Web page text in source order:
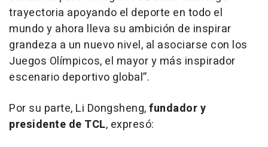
trayectoria apoyando el deporte en todo el
mundo y ahora lleva su ambición de inspirar
grandeza a un nuevo nivel, al asociarse con los
Juegos Olímpicos, el mayor y más inspirador
escenario deportivo global”.
Por su parte, Li Dongsheng,fundador y
presidente de TCL, expresó: